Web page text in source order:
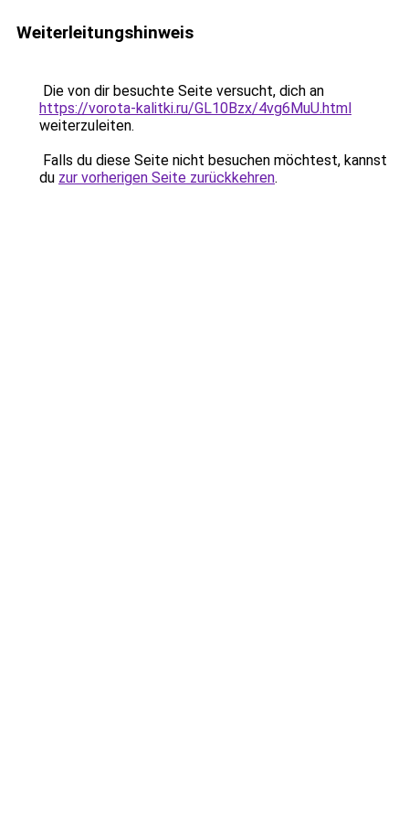
Weiterleitungshinweis
Die von dir besuchte Seite versucht, dich an
https://vorota-kalitki.ru/GL10Bzx/4vg6MuU.html
weiterzuleiten.
Falls du diese Seite nicht besuchen möchtest, kannst
du zur vorherigen Seite zurückkehren.